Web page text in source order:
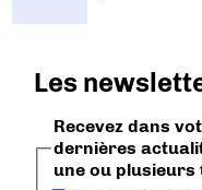
Les
Recevez dans
dernières
une ou plusieurs